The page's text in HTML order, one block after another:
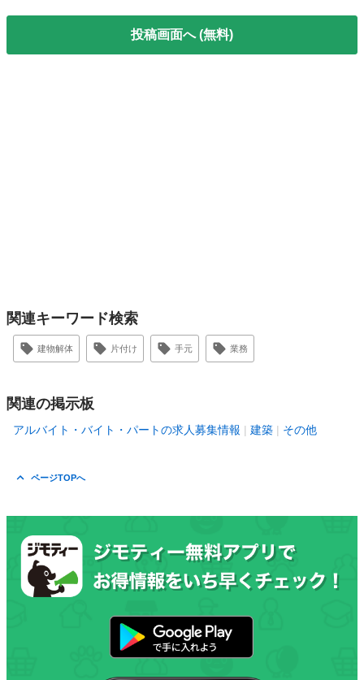
投稿画面へ (無料)
関連キーワード検索
建物解体 片付け 手元 業務
関連の掲示板
アルバイト・バイト・パートの求人募集情報 建築 その他
ページTOPへ